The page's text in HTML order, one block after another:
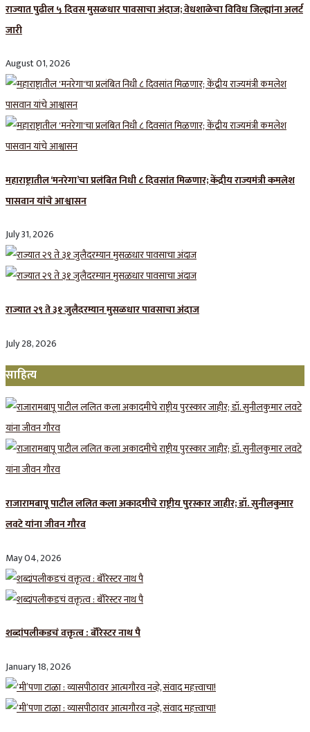
राज्यात पुढील ५ दिवस मुसळधार पावसाचा अंदाज; वेधशाळेचा विविध जिल्ह्यांना अलर्ट
जारी
August 01, 2026
महाराष्ट्रातील ‘मनरेगा’चा प्रलंबित निधी ८ दिवसांत मिळणार; केंद्रीय राज्यमंत्री कमलेश
पासवान यांचे आश्वासन
July 31, 2026
राज्यात २९ ते ३१ जुलैदरम्यान मुसळधार पावसाचा अंदाज
July 28, 2026
साहित्य
राजारामबापू पाटील ललित कला अकादमीचे राष्ट्रीय पुरस्कार जाहीर; डॉ. सुनीलकुमार
लवटे यांना जीवन गौरव
May 04, 2026
शब्दांपलीकडचं वक्तृत्व : बॅरिस्टर नाथ पै
January 18, 2026